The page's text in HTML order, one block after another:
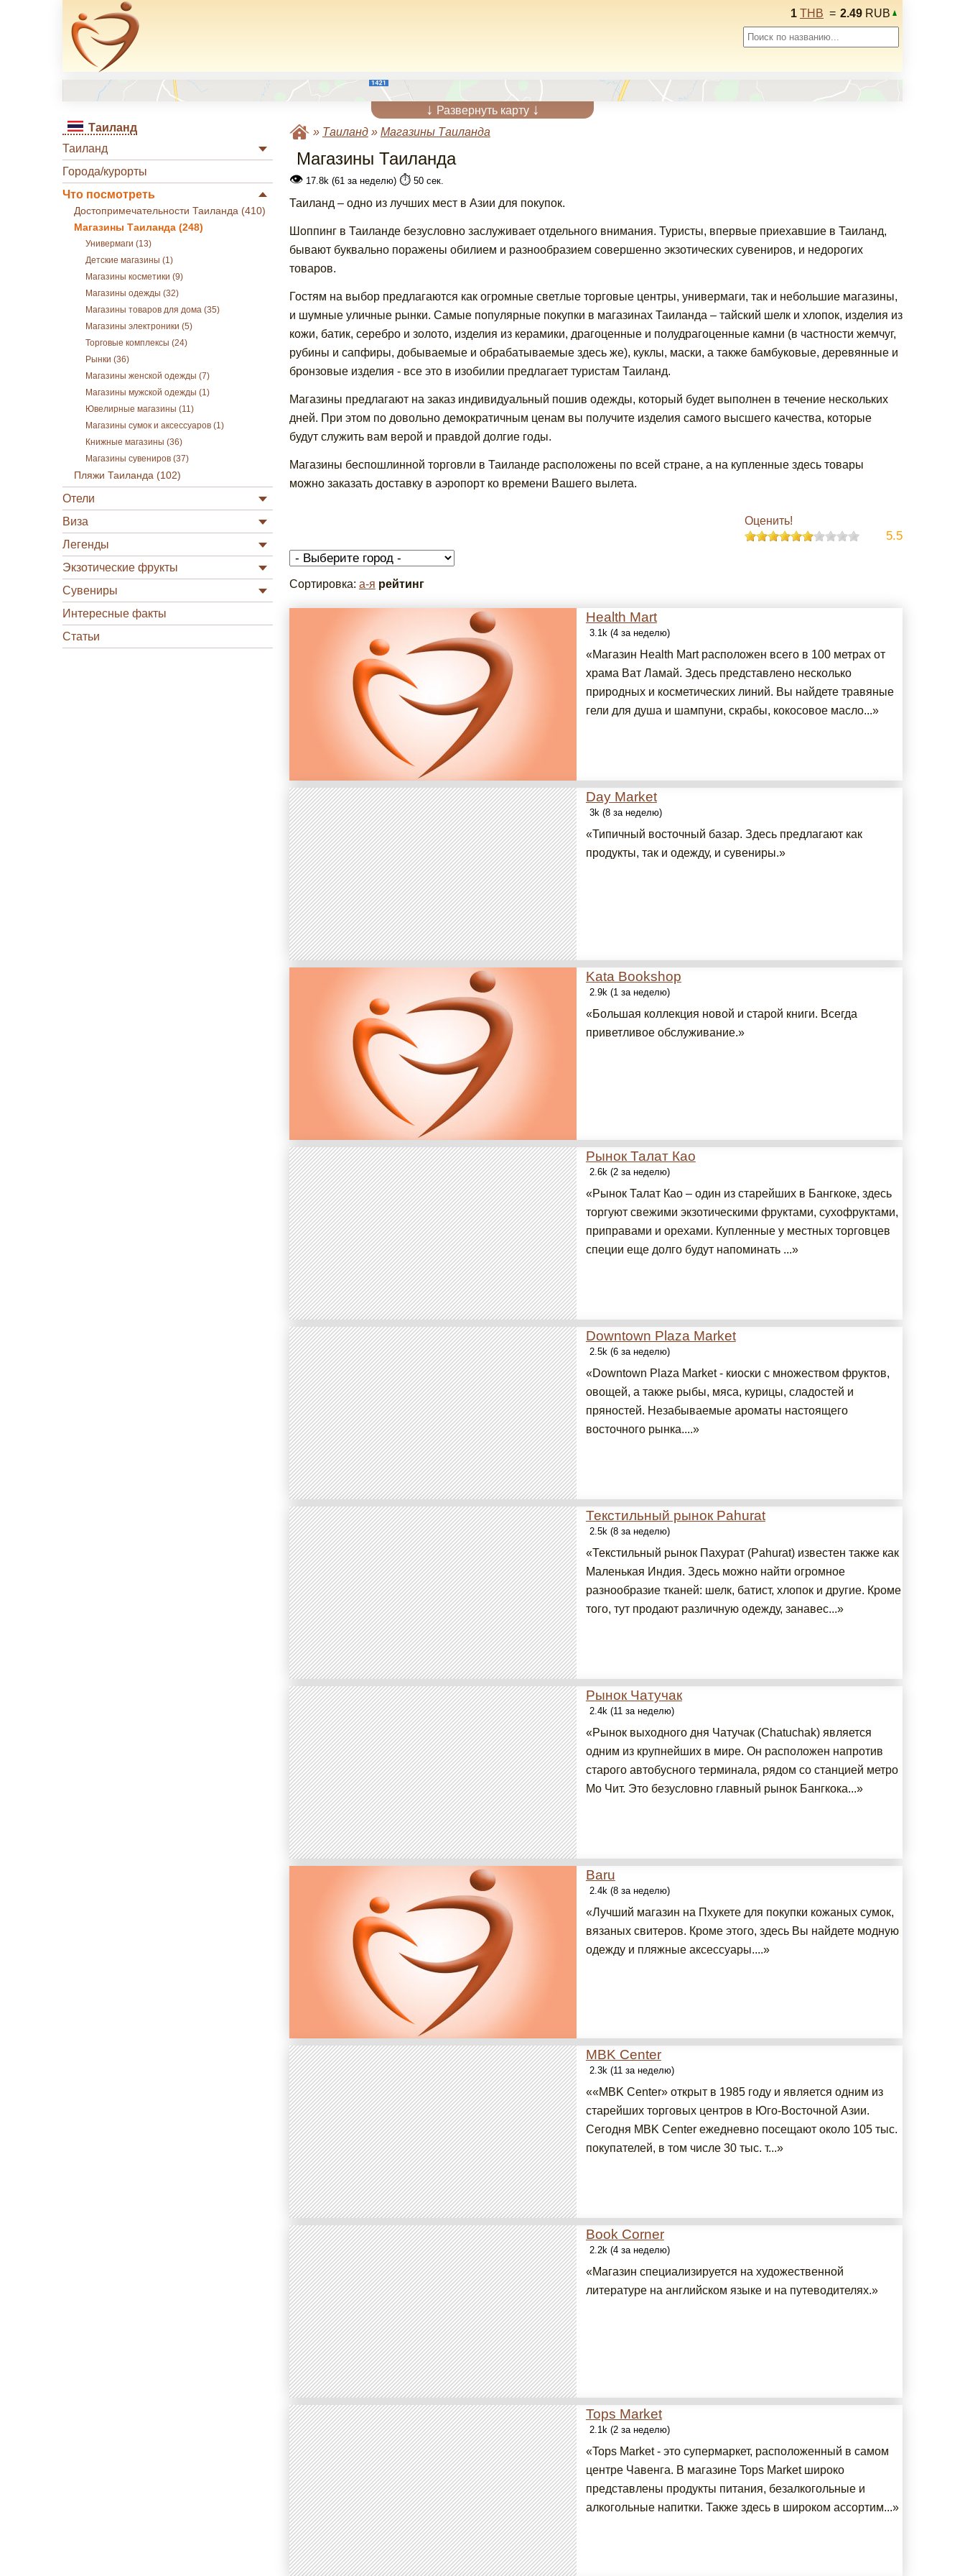
1 THB = 2.49 RUB
↓ Развернуть карту ↓
Таиланд
Таиланд
Города/курорты
Что посмотреть
Достопримечательности Таиланда (410)
Магазины Таиланда (248)
Универмаги (13)
Детские магазины (1)
Магазины косметики (9)
Магазины одежды (32)
Магазины товаров для дома (35)
Магазины электроники (5)
Торговые комплексы (24)
Рынки (36)
Магазины женской одежды (7)
Магазины мужской одежды (1)
Ювелирные магазины (11)
Магазины сумок и аксессуаров (1)
Книжные магазины (36)
Магазины сувениров (37)
Пляжи Таиланда (102)
Отели
Виза
Легенды
Экзотические фрукты
Сувениры
Интересные факты
Статьи
» Таиланд» Магазины Таиланда
Магазины Таиланда
👁17.8k (61 за неделю) ⏱️50 сек.
Таиланд – одно из лучших мест в Азии для покупок.
Шоппинг в Таиланде безусловно заслуживает отдельного внимания. Туристы, впервые приехавшие в Таиланд,
бывают буквально поражены обилием и разнообразием совершенно экзотических сувениров, и недорогих
товаров.
Гостям на выбор предлагаются как огромные светлые торговые центры, универмаги, так и небольшие магазины,
и шумные уличные рынки. Самые популярные покупки в магазинах Таиланда – тайский шелк и хлопок, изделия из
кожи, батик, серебро и золото, изделия из керамики, драгоценные и полудрагоценные камни (в частности жемчуг,
рубины и сапфиры, добываемые и обрабатываемые здесь же), куклы, маски, а также бамбуковые, деревянные и
бронзовые изделия - все это в изобилии предлагает туристам Таиланд.
Магазины предлагают на заказ индивидуальный пошив одежды, который будет выполнен в течение нескольких
дней. При этом по довольно демократичным ценам вы получите изделия самого высшего качества, которые
будут служить вам верой и правдой долгие годы.
Магазины беспошлинной торговли в Таиланде расположены по всей стране, а на купленные здесь товары
можно заказать доставку в аэропорт ко времени Вашего вылета.
Оценить!
5.5
Сортировка: а-я рейтинг
Health Mart
3.1k (4 за неделю)
«Магазин Health Mart расположен всего в 100 метрах от
храма Ват Ламай. Здесь представлено несколько
природных и косметических линий. Вы найдете травяные
гели для душа и шампуни, скрабы, кокосовое масло...»
Day Market
3k (8 за неделю)
«Типичный восточный базар. Здесь предлагают как
продукты, так и одежду, и сувениры.»
Kata Bookshop
2.9k (1 за неделю)
«Большая коллекция новой и старой книги. Всегда
приветливое обслуживание.»
Рынок Талат Као
2.6k (2 за неделю)
«Рынок Талат Као – один из старейших в Бангкоке, здесь
торгуют свежими экзотическими фруктами, сухофруктами,
приправами и орехами. Купленные у местных торговцев
специи еще долго будут напоминать ...»
Downtown Plaza Market
2.5k (6 за неделю)
«Downtown Plaza Market - киоски с множеством фруктов,
овощей, а также рыбы, мяса, курицы, сладостей и
пряностей. Незабываемые ароматы настоящего
восточного рынка....»
Текстильный рынок Pahurat
2.5k (8 за неделю)
«Текстильный рынок Пахурат (Pahurat) известен также как
Маленькая Индия. Здесь можно найти огромное
разнообразие тканей: шелк, батист, хлопок и другие. Кроме
того, тут продают различную одежду, занавес...»
Рынок Чатучак
2.4k (11 за неделю)
«Рынок выходного дня Чатучак (Chatuchak) является
одним из крупнейших в мире. Он расположен напротив
старого автобусного терминала, рядом со станцией метро
Мо Чит. Это безусловно главный рынок Бангкока...»
Baru
2.4k (8 за неделю)
«Лучший магазин на Пхукете для покупки кожаных сумок,
вязаных свитеров. Кроме этого, здесь Вы найдете модную
одежду и пляжные аксессуары....»
MBK Center
2.3k (11 за неделю)
««MBK Center» открыт в 1985 году и является одним из
старейших торговых центров в Юго-Восточной Азии.
Сегодня MBK Center ежедневно посещают около 105 тыс.
покупателей, в том числе 30 тыс. т...»
Book Corner
2.2k (4 за неделю)
«Магазин специализируется на художественной
литературе на английском языке и на путеводителях.»
Tops Market
2.1k (2 за неделю)
«Tops Market - это супермаркет, расположенный в самом
центре Чавенга. В магазине Tops Market широко
представлены продукты питания, безалкогольные и
алкогольные напитки. Также здесь в широком ассортим...»